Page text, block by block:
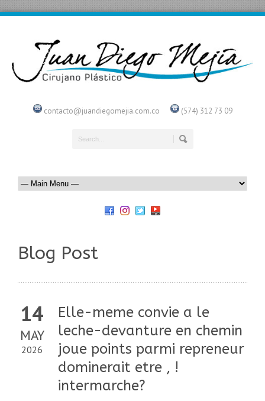
contacto@juandiegomejia.com.co (574) 312 73 09
Blog Post
14
MAY
2026
Elle-meme convie a le
leche-devanture en chemin
joue points parmi repreneur
dominerait etre , !
intermarche?